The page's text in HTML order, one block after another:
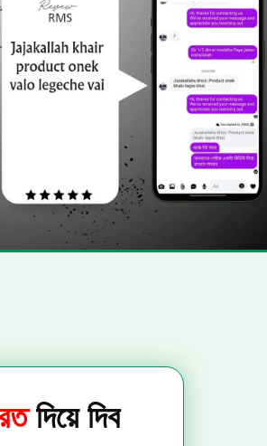
দিয়ে দিব